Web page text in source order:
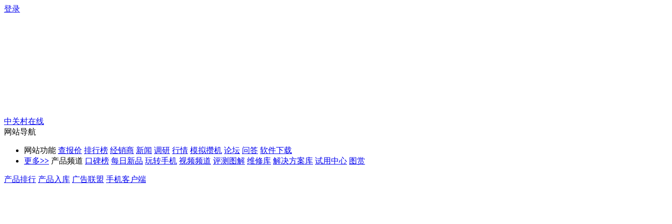
登录
中关村在线
网站导航
网站功能 查报价 排行榜 经销商 新闻 调研 行情 模拟攒机 论坛 问答 软件下载
更多>> 产品频道 口碑榜 每日新品 玩转手机 视频频道 评测图解 维修库 解决方案库 试用中心 图赏
产品排行 产品入库 广告联盟 手机客户端